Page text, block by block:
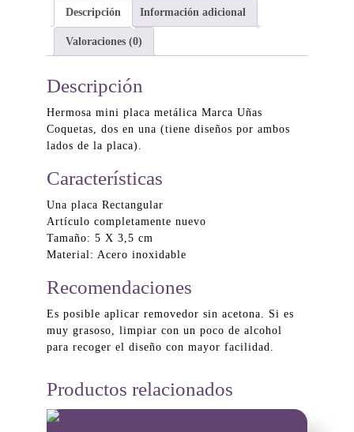
Descripción Información adicional
Valoraciones (0)
Descripción
Hermosa mini placa metálica Marca Uñas
Coquetas, dos en una (tiene diseños por ambos
lados de la placa).
Características
Una placa Rectangular
Artículo completamente nuevo
Tamaño: 5 X 3,5 cm
Material: Acero inoxidable
Recomendaciones
Es posible aplicar removedor sin acetona. Si es
muy grasoso, limpiar con un poco de alcohol
para recoger el diseño con mayor facilidad.
Productos relacionados